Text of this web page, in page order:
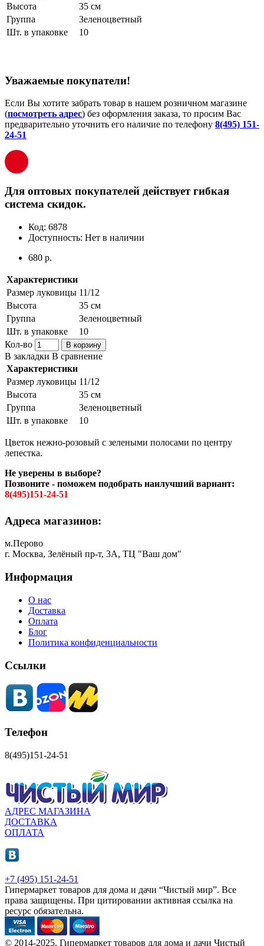
Высота
35 см
Группа
Зеленоцветный
Шт. в упаковке
10
Уважаемые покупатели!
Если Вы хотите забрать товар в нашем розничном магазине
(посмотреть адрес) без оформления заказа, то просим Вас
предварительно уточнить его наличие по телефону 8(495) 151-
24-51
Для оптовых покупателей действует гибкая
система скидок.
Код: 6878
Доступность: Нет в наличии
680 р.
Характеристики
Размер луковицы 11/12
Высота
35 см
Группа
Зеленоцветный
Шт. в упаковке
10
Кол-во
В корзину
В закладки В сравнение
Характеристики
Размер луковицы 11/12
Высота
35 см
Группа
Зеленоцветный
Шт. в упаковке
10
Цветок нежно-розовый с зелеными полосами по центру
лепестка.
Не уверены в выборе?
Позвоните - поможем подобрать наилучший вариант:
8(495)151-24-51
Адреса магазинов:
м.Перово
г. Москва, Зелёный пр-т, 3А, ТЦ "Ваш дом"
Информация
О нас
Доставка
Оплата
Блог
Политика конфиденциальности
Ссылки
Телефон
8(495)151-24-51
АДРЕС МАГАЗИНА
ДОСТАВКА
ОПЛАТА
+7 (495) 151-24-51
Гипермаркет товаров для дома и дачи “Чистый мир”. Все
права защищены. При цитировании активная ссылка на
ресурс обязательна.
© 2014-2025, Гипермаркет товаров для дома и дачи Чистый